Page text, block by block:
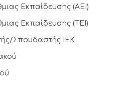
Εκπαίδευσης (ΑΕΙ)
Εκπαίδευσης (ΤΕΙ)
Σπουδαστής ΙΕΚ